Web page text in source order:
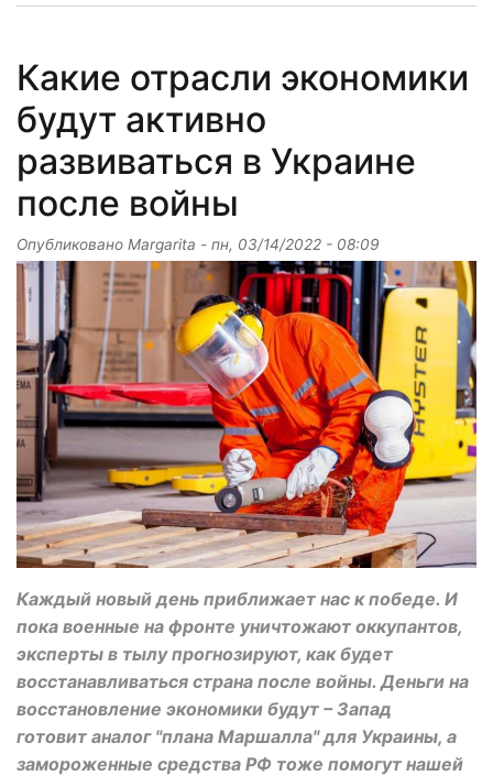
Какие отрасли экономики
будут активно
развиваться в Украине
после войны
Опубликовано Margarita - пн, 03/14/2022 - 08:09
Каждый новый день приближает нас к победе. И
пока военные на фронте уничтожают оккупантов,
эксперты в тылу прогнозируют, как будет
восстанавливаться страна после войны. Деньги на
восстановление экономики будут – Запад
готовит аналог "плана Маршалла" для Украины, а
замороженные средства РФ тоже помогут нашей